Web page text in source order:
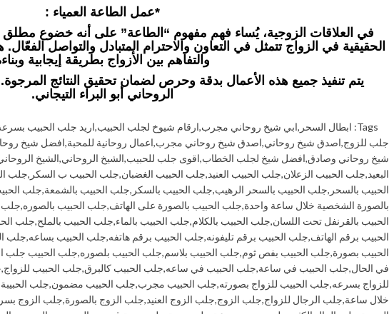
*عمل الطاعة العمياء :
في العلاقات الزوجية، يُساء فهم مفهوم “الطاعة” على أنه خضوع
الحقيقية في الزواج تتمثل في التعاون والاحترام المتبادل والتواصل
والتفاهم بين الأزواج بطريقة إيجابية
يتم تنفيذ جميع هذه الأعمال بدقة وحرص لضمان تحقيق النتائج المرجوة.
الروحاني أبو البراء التيجاني.
Tags: ابطال السحر ,ابي شيخ روحاني مجرب,ارقام شيوخ لجلب الحبيب,اريد جلب الحبيب
جلب للزوج,اصدق شيخ روحاني,اصدق شيخ روحاني مجرب,اعمال روحانية للمحبة,افضل شيخ
شيخ روحاني وصادق,افضل شيخ لجلب الخطاب,اقوى جلب للحبيب,الشيخ الروحاني,الشيخ
البعيد,جلب الحبيب الزعلان,جلب الحبيب العنيد,جلب الحبيب الغضبان,جلب الحبيب ب السكر ,جلب
الحبيب بالسحر ,جلب الحبيب بالسحر الرهيب,جلب الحبيب بالسكر ,جلب الحبيب بالشمعة,جلب
بالصورة الشخصية خلال ساعة واحدة,جلب الحبيب بالصورة على الهاتف,جلب الحبيب بالصوره,جلب
الحبيب بالقرنفل تحت اللسان,جلب الحبيب بالكلام,جلب الحبيب بالماء,جلب الحبيب بالملح,جلب
الحبيب برقم الهاتف,جلب الحبيب برقم تليفونه,جلب الحبيب برقم هاتفه,جلب الحبيب بساعه,جلب
الحبيب بصورة,جلب الحبيب بفص ثوم,جلب الحبيب بلاسم,جلب الحبيب بلصوره,جلب الحبيب جلب
في الحال,جلب الحبيب في ساعة,جلب الحبيب في ساعه,جلب الحبيب كالبرق,جلب الحبيب للزواج,
للزواج بسرعه,جلب الحبيب للزواج بصورته,جلب الحبيب مجرب,جلب الحبيب مضمون,جلب الحبيبة
خلال ساعة,جلب الرجال للزواج,جلب الزوج,جلب الزوج العنيد,جلب الزوج بالصورة,جلب الزوج